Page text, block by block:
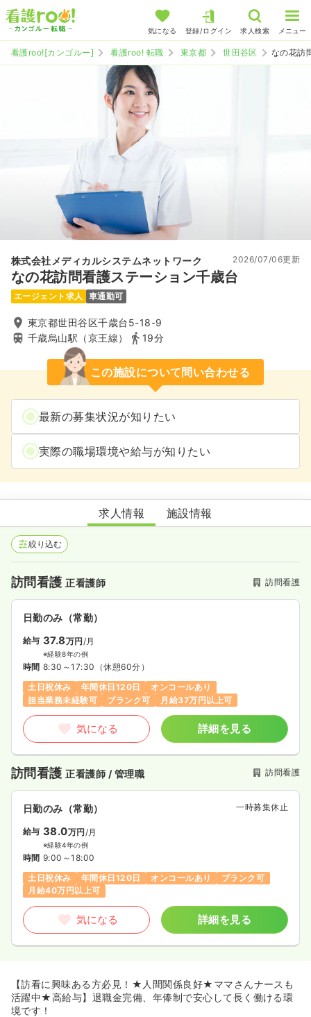
気になる 登録/ログイン 求人検索 メニュー
看護roo![カンゴルー] 看護roo! 転職 東京都 世田谷区 なの花訪
株式会社メディカルシステムネットワーク
なの花訪問看護ステーション千歳台
2026/07/06更新
エージェント求人 車通勤可
東京都世田谷区千歳台5-18-9
千歳烏山駅（京王線）
19分
この施設について問い合わせる
最新の募集状況が知りたい
実際の職場環境や給与が知りたい
なの花訪問看護ステーション千歳台
求人情報 施設情報
絞り込む
訪問看護正看護師 訪問看護
日勤のみ（常勤）
給与 37.8万円/月
※経験8年の例
時間 8:30～17:30 （休憩60分）
土日祝休み
年間休日120日
オンコールあり
担当業務未経験可
ブランク可 月給37万円以上可
気になる 詳細を見る
訪問看護正看護師 / 管理職 訪問看護
日勤のみ（常勤） 一時募集休止
給与 38.0万円 /月
※経験4年の例
時間 9:00～18:00
土日祝休み
年間休日120日 オンコールあり
ブランク可
月給40万円以上可
気になる 詳細を見る
【訪看に興味ある方必見！★人間関係良好★ママさんナースも
活躍中★高給与】退職金完備、年俸制で安心して長く働ける環
境です！